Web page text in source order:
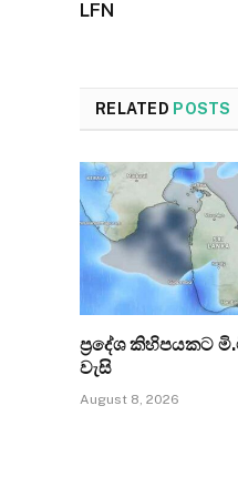
LFN
RELATED POSTS
ප්‍රදේශ කිහිපයකට
වැසි
August 8, 2026